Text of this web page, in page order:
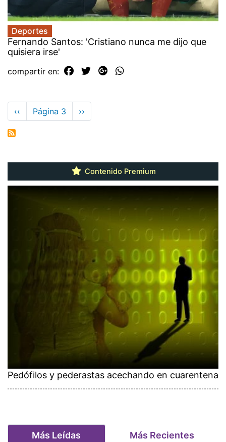
Deportes
Fernando Santos: 'Cristiano nunca me dijo que
quisiera irse'
compartir en:
Paginación
Página
anterior
‹‹ Página 3
Siguiente
página
››
Contenido Premium
Pedófilos y pederastas acechando en cuarentena
Más Leídas Más Recientes